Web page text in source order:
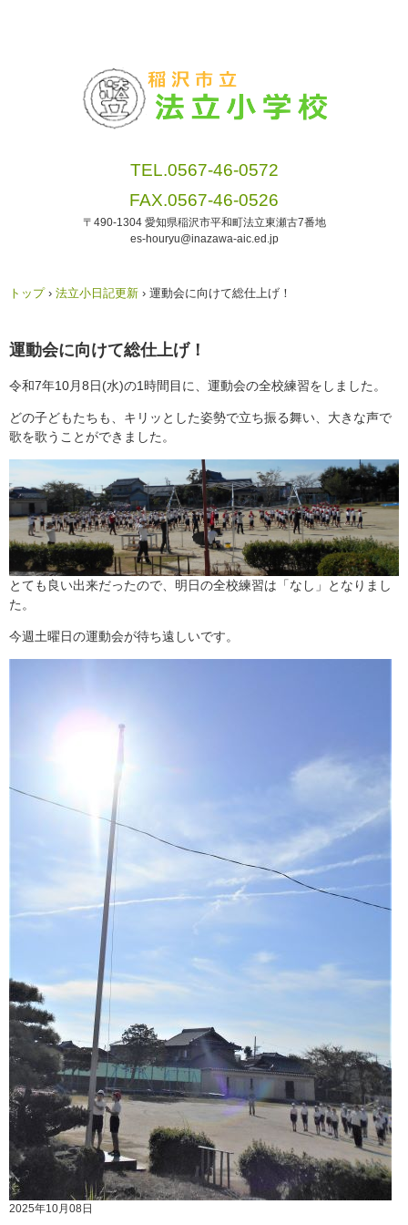
TEL.0567-46-0572
FAX.0567-46-0526
〒490-1304 愛知県稲沢市平和町法立東瀬古7番地
es-houryu@inazawa-aic.ed.jp
トップ › 法立小日記更新 › 運動会に向けて総仕上げ！
運動会に向けて総仕上げ！
令和7年10月8日(水)の1時間目に、運動会の全校練習をしました。
どの子どもたちも、キリッとした姿勢で立ち振る舞い、大きな声で
歌を歌うことができました。
とても良い出来だったので、明日の全校練習は「なし」となりまし
た。
今週土曜日の運動会が待ち遠しいです。
2025年10月08日